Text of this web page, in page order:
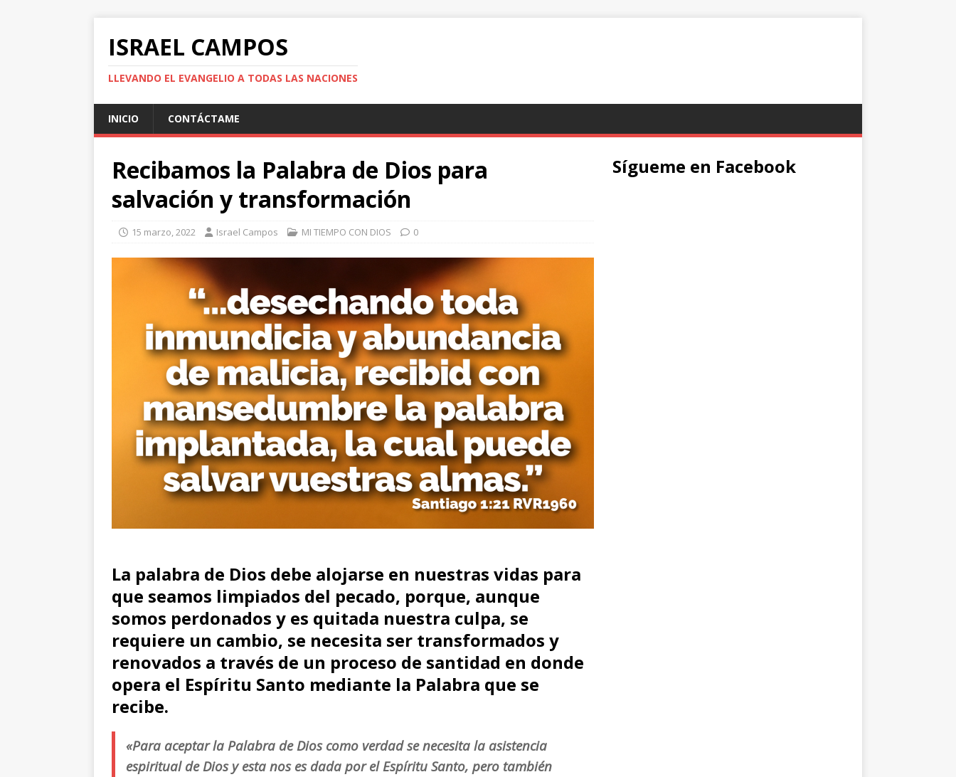
ISRAEL CAMPOS
LLEVANDO EL EVANGELIO A TODAS LAS NACIONES
INICIO CONTÁCTAME
Recibamos la Palabra de Dios para
salvación y transformación
15 marzo, 2022 Israel Campos MI TIEMPO CON DIOS 0
La palabra de Dios debe alojarse en nuestras vidas para
que seamos limpiados del pecado, porque, aunque
somos perdonados y es quitada nuestra culpa, se
requiere un cambio, se necesita ser transformados y
renovados a través de un proceso de santidad en donde
opera el Espíritu Santo mediante la Palabra que se
recibe.
«Para aceptar la Palabra de Dios como verdad se necesita la asistencia
espiritual de Dios y esta nos es dada por el Espíritu Santo, pero también
Sígueme en Facebook